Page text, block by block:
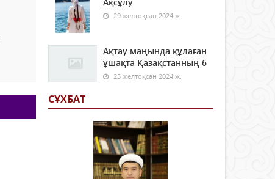
29 желтоқсан 2024 ж.
Ақтау маңында құлаған
ұшақта Қазақстанның 6
25 желтоқсан 2024 ж.
СҰХБАТ